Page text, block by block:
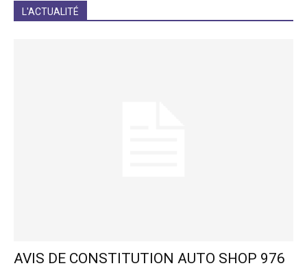
L'ACTUALITÉ
AVIS DE CONSTITUTION AUTO SHOP 976